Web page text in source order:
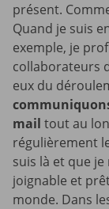
présent.
Quand je suis
exemple, je
collaborateurs
eux du
mail tout au
régulièrement
suis là et que
joignable et
monde. Dans